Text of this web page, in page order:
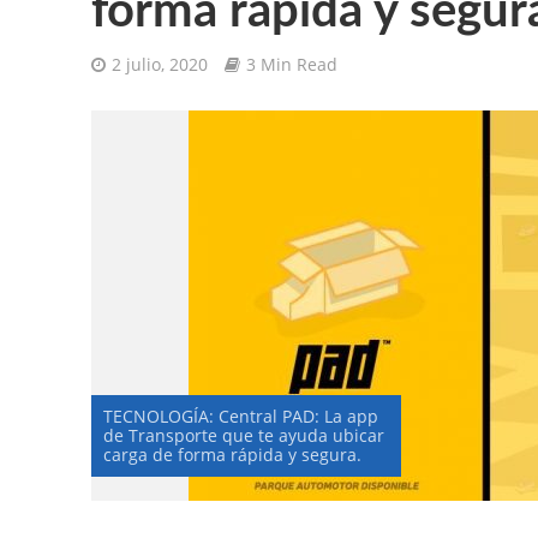
forma rápida y
2 julio, 2020 3 Min Read
TECNOLOGÍA: Central PAD: La app
de Transporte que te ayuda ubicar
carga de forma rápida y segura.